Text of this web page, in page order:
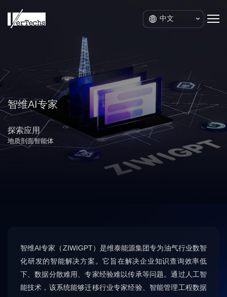
中文
智维AI专家
探索应用
地质剖面智能体
智维AI专家（ZIWIGPT）是维泰能源集团专为油气行业数智
化研发的智能解决方案。它旨在解决企业知识查询效率低
下、数据分散难用、专家经验难以传承等问题。通过人工智
能技术，该系统能够迁移行业专家经验、智能管理工程数据